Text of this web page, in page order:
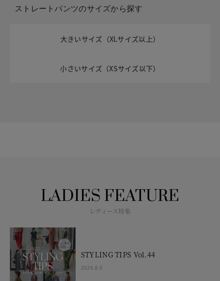
ストレートパンツのサイズから探す
大きいサイズ（XLサイズ以上）
小さいサイズ（XSサイズ以下）
LADIES FEATURE
レディース特集
STYLING TIPS Vol.44
2026.8.6